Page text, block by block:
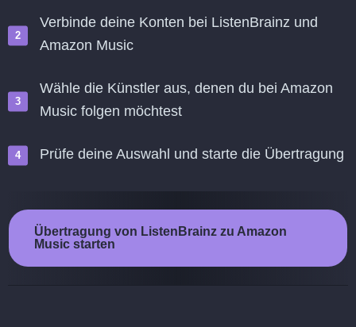
Verbinde deine Konten bei ListenBrainz und
Amazon Music
Wähle die Künstler aus, denen du bei Amazon
Music folgen möchtest
Prüfe deine Auswahl und starte die Übertragung
Übertragung von ListenBrainz zu Amazon
Music starten